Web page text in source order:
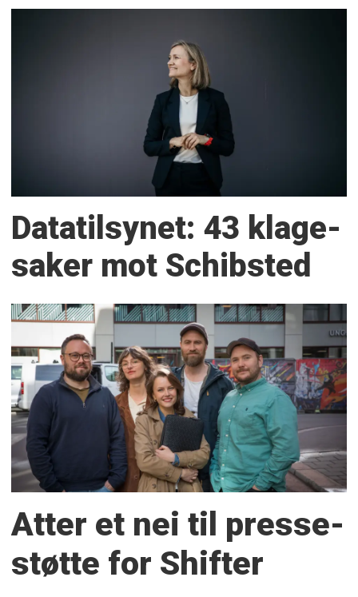
Datatilsynet: 43 klage­
saker mot Schibsted
Atter et nei til presse­
støtte for Shifter